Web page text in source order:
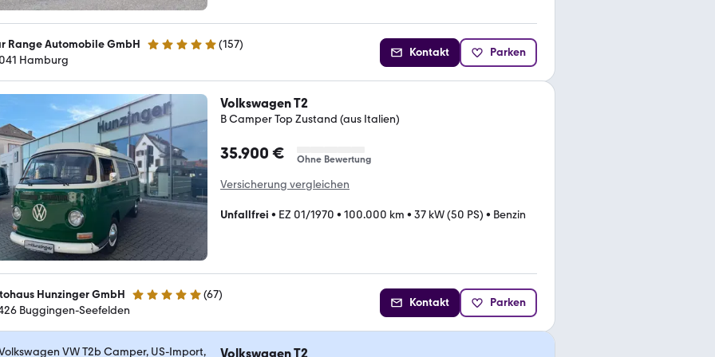
Range Automobile GmbH 4.9 Sterne (157)
Hamburg
Kontakt Parken
Volkswagen T2
B Camper Top Zustand (aus Italien)
35.900 € Ohne Bewertung
Versicherung vergleichen
Unfallfrei • EZ 01/1970 • 100.000 km • 37 kW (50 PS) • Benzin
Hunzinger GmbH 4.8 Sterne (67)
Buggingen-Seefelden
Kontakt Parken
Volkswagen T2